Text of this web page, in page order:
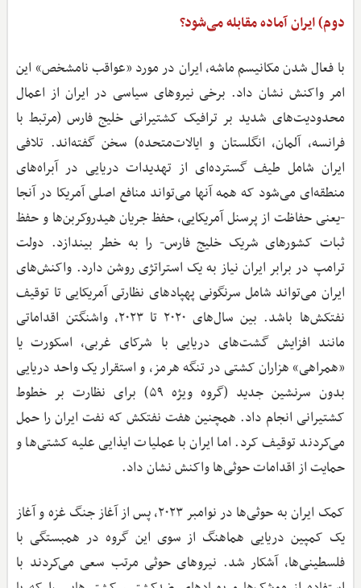
دوم) ایران آماده مقابله می‌شود؟
با فعال شدن مکانیسم ماشه، ایران در مورد «عواقب نامشخص» این
امر واکنش نشان داد. برخی نیروهای سیاسی در ایران از اعمال
محدودیت‌های شدید بر ترافیک کشتیرانی خلیج فارس (مرتبط با
فرانسه، آلمان، انگلستان و ایالات‌متحده) سخن گفته‌اند. تلافی
ایران شامل طیف گسترده‌ای از تهدیدات دریایی در آبراه‌های
منطقه‌ای می‌شود که همه آنها می‌تواند منافع اصلی آمریکا در آنجا
-یعنی حفاظت از پرسنل آمریکایی، حفظ جریان هیدروکربن‌ها و حفظ
ثبات کشورهای شریک خلیج فارس- را به خطر بیندازد. دولت
ترامپ در برابر ایران نیاز به یک استراتژی روشن دارد. واکنش‌های
ایران می‌تواند شامل سرنگونی پهپادهای نظارتی آمریکایی تا توقیف
نفتکش‌ها باشد. بین سال‌های ۲۰۲۰ تا ۲۰۲۳، واشنگتن اقداماتی
مانند افزایش گشت‌های دریایی با شرکای غربی، اسکورت یا
«همراهی» هزاران کشتی در تنگه هرمز، و استقرار یک واحد دریایی
بدون سرنشین جدید (گروه ویژه ۵۹) برای نظارت بر خطوط
کشتیرانی انجام داد. همچنین هفت نفتکش که نفت ایران را حمل
می‌کردند توقیف کرد. اما ایران با عملیات ایذایی علیه کشتی‌ها و
حمایت از اقدامات حوثی‌ها واکنش نشان داد.
کمک ایران به حوثی‌ها در نوامبر ۲۰۲۳، پس از آغاز جنگ غزه و آغاز
یک کمپین دریایی هماهنگ از سوی این گروه در همبستگی با
فلسطینی‌ها، آشکار شد. نیروهای حوثی مرتب سعی می‌کردند با